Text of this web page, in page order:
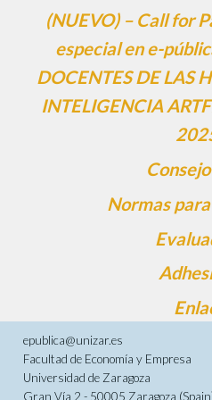
(NUEVO) – Call for
especial en e-
DOCENTES DE LAS
INTELIGENCIA
Normas
epublica@unizar.es
Facultad de Economía y Empresa
Universidad de Zaragoza
Gran Vía 2 - 50005 Zaragoza